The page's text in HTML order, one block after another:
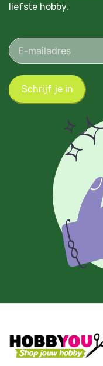
liefste hobby.
Schrijf je in